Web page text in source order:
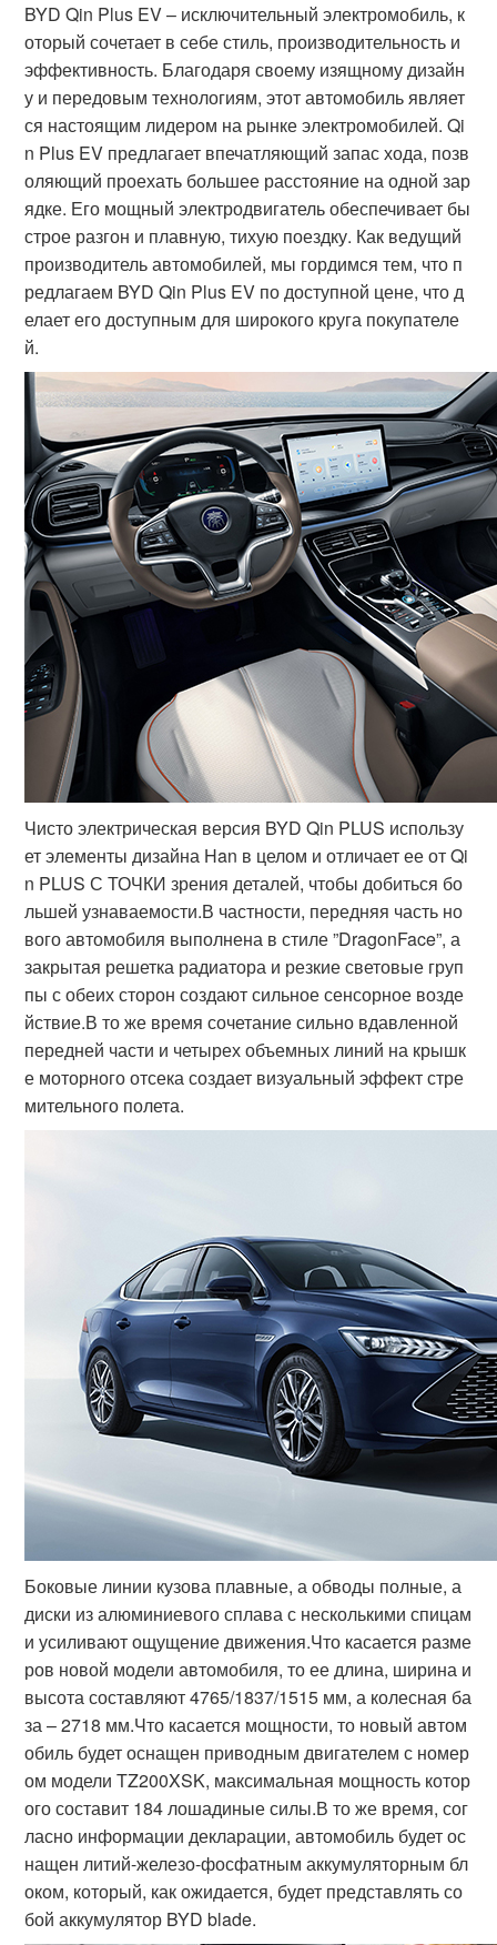
BYD Qin Plus EV – исключительный электромобиль, к
оторый сочетает в себе стиль, производительность и
эффективность. Благодаря своему изящному дизайн
у и передовым технологиям, этот автомобиль являет
ся настоящим лидером на рынке электромобилей. Qi
n Plus EV предлагает впечатляющий запас хода, позв
оляющий проехать большее расстояние на одной зар
ядке. Его мощный электродвигатель обеспечивает бы
строе разгон и плавную, тихую поездку. Как ведущий
производитель автомобилей, мы гордимся тем, что п
редлагаем BYD Qin Plus EV по доступной цене, что д
елает его доступным для широкого круга покупателе
й.
Чисто электрическая версия BYD Qin PLUS использу
ет элементы дизайна Han в целом и отличает ее от Qi
n PLUS С ТОЧКИ зрения деталей, чтобы добиться бо
льшей узнаваемости.В частности, передняя часть но
вого автомобиля выполнена в стиле ”DragonFace”, а
закрытая решетка радиатора и резкие световые груп
пы с обеих сторон создают сильное сенсорное возде
йствие.В то же время сочетание сильно вдавленной
передней части и четырех объемных линий на крышк
е моторного отсека создает визуальный эффект стре
мительного полета.
Боковые линии кузова плавные, а обводы полные, а
диски из алюминиевого сплава с несколькими спицам
и усиливают ощущение движения.Что касается разме
ров новой модели автомобиля, то ее длина, ширина и
высота составляют 4765/1837/1515 мм, а колесная ба
за – 2718 мм.Что касается мощности, то новый автом
обиль будет оснащен приводным двигателем с номер
ом модели TZ200XSK, максимальная мощность котор
ого составит 184 лошадиные силы.В то же время, сог
ласно информации декларации, автомобиль будет ос
нащен литий-железо-фосфатным аккумуляторным бл
оком, который, как ожидается, будет представлять со
бой аккумулятор BYD blade.